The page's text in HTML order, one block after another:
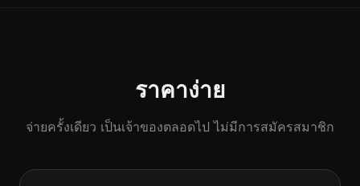
ราคาง่าย
จ่ายครั้งเดียว เป็นเจ้าของตลอดไป ไม่มีการสมัครสมาชิก